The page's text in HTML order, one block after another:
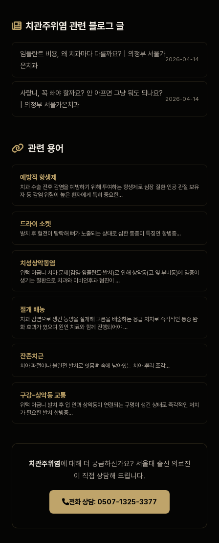
치관주위염 관련 블로그 글
임플란트 비용, 왜 치과마다 다를까요? | 의정부 서울가
온치과
2026-04-14
사랑니, 꼭 빼야 할까요? 안 아프면 그냥 둬도 되나요?
| 의정부 서울가온치과
2026-04-14
관련 용어
예방적 항생제
치과 수술 전후 감염을 예방하기 위해 투여하는 항생제로 심장 질환·인공 관절 보유
자 등 감염 위험이 높은 환자에게 특히 중요한…
드라이 소켓
발치 후 혈전이 탈락해 뼈가 노출되는 상태로 심한 통증이 특징인 합병증…
치성상악동염
위턱 어금니 치아 문제(감염·임플란트·발치)로 인해 상악동(코 옆 부비동)에 염증이
생기는 질환으로 치과와 이비인후과 협진이 …
절개 배농
치과 감염으로 생긴 농양을 절개해 고름을 배출하는 응급 처치로 즉각적인 통증 완
화 효과가 있으며 원인 치료와 함께 진행되어야 …
잔존치근
치아 파절이나 불완전 발치로 잇몸뼈 속에 남아있는 치아 뿌리 조각…
구강-상악동 교통
위턱 어금니 발치 후 입 안과 상악동이 연결되는 구멍이 생긴 상태로 즉각적인 처치
가 필요한 발치 합병증…
치관주위염에 대해 더 궁금하신가요? 서울대 출신 의료진
이 직접 상담해 드립니다.
전화 상담: 0507-1325-3377